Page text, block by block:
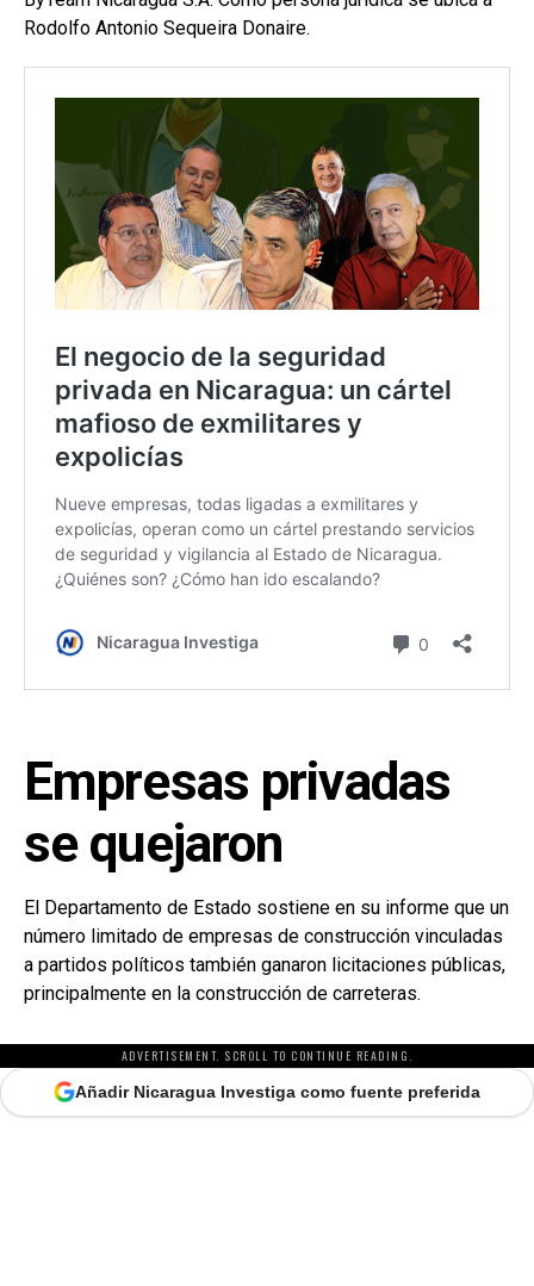
Rodolfo Antonio Sequeira Donaire.
Empresas privadas
se quejaron
El Departamento de Estado sostiene en su informe que un
número limitado de empresas de construcción vinculadas
a partidos políticos también ganaron licitaciones públicas,
principalmente en la construcción de carreteras.
ADVERTISEMENT. SCROLL TO CONTINUE READING.
Añadir Nicaragua Investiga como fuente preferida